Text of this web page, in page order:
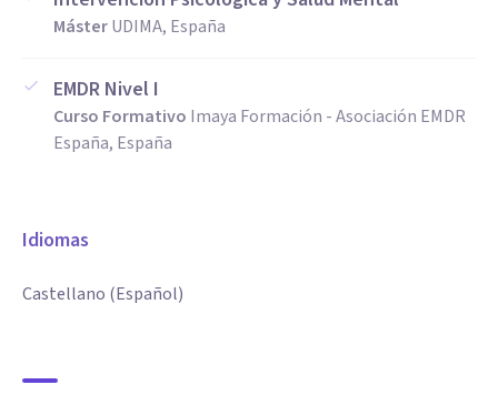
MásterUDIMA, España
EMDR Nivel I
Curso Formativo Imaya Formación - Asociación EMDR
España, España
Idiomas
Castellano (Español)